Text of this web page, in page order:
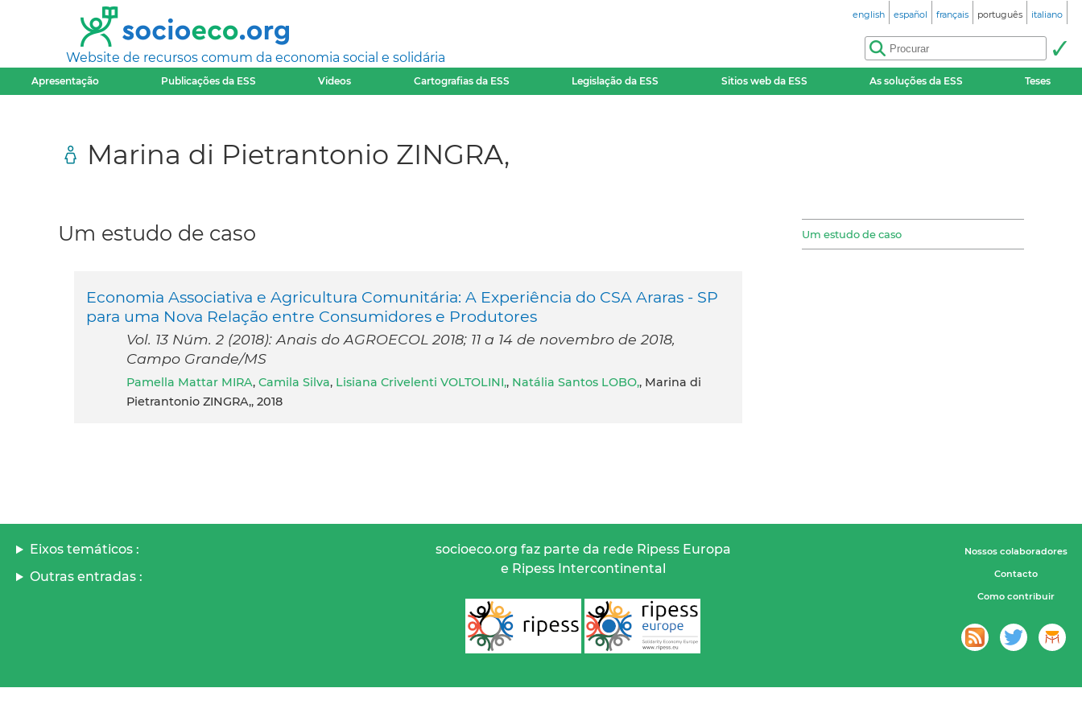
Website de recursos comum da economia social e solidária
english español français português italiano
Apresentação Publicações da ESS Videos Cartografias da ESS Legislação da ESS Sitios web da ESS As soluções da ESS Teses
Marina di Pietrantonio ZINGRA,
Um estudo de caso
Um estudo de caso
Economia Associativa e Agricultura Comunitária: A Experiência do CSA Araras - SP
para uma Nova Relação entre Consumidores e Produtores
Vol. 13 Núm. 2 (2018): Anais do AGROECOL 2018; 11 a 14 de novembro de 2018,
Campo Grande/MS
Pamella Mattar MIRA, Camila Silva, Lisiana Crivelenti VOLTOLINI,, Natália Santos LOBO,, Marina di
Pietrantonio ZINGRA,, 2018
Eixos temáticos :
Outras entradas :
socioeco.org faz parte da rede Ripess Europa
e Ripess Intercontinental
Nossos colaboradores
Contacto
Como contribuir